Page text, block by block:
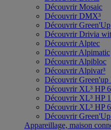
Découvrir Mosaic
Découvrir DMX³
Découvrir Green'Up
Découvrir Drivia
Découvrir Alptec
Découvrir Alpimatic
Découvrir Alpibloc
Découvrir Alpivar³
Découvrir Green'up
Découvrir XL³ HP
Découvrir XL³ HP
Découvrir XL³ HP
Découvrir
Appareillage, maison